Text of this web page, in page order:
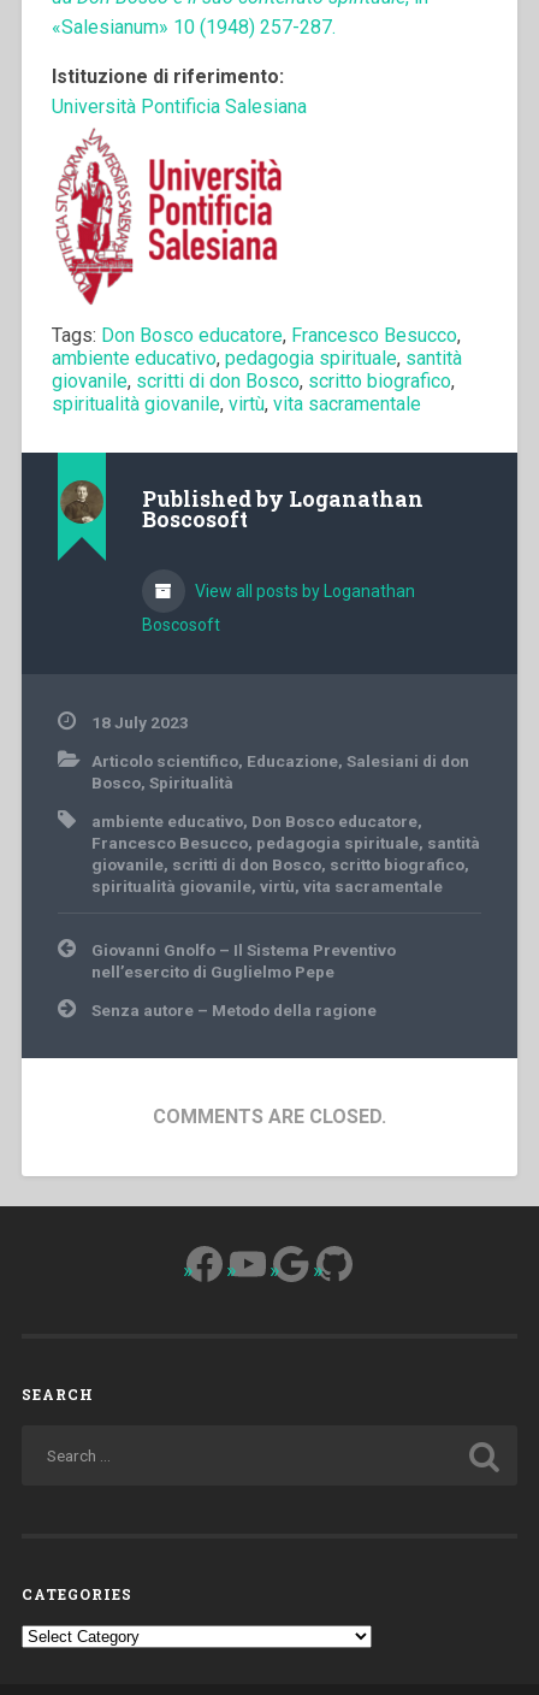
«Salesianum» 10 (1948) 257-287.
Istituzione di riferimento:
Università Pontificia Salesiana
Tags: Don Bosco educatore, Francesco Besucco,
ambiente educativo, pedagogia spirituale, santità
giovanile, scritti di don Bosco, scritto biografico,
spiritualità giovanile, virtù, vita sacramentale
Published by Loganathan
Boscosoft
View all posts by Loganathan
Boscosoft
18 July 2023
Articolo scientifico, Educazione, Salesiani di don
Bosco, Spiritualità
ambiente educativo, Don Bosco educatore,
Francesco Besucco, pedagogia spirituale, santità
giovanile, scritti di don Bosco, scritto biografico,
spiritualità giovanile, virtù, vita sacramentale
Post
navigation
Giovanni Gnolfo – Il Sistema Preventivo
nell’esercito di Guglielmo Pepe
Senza autore – Metodo della ragione
COMMENTS ARE CLOSED.
Facebook
YouTube
Google
GitHub
SEARCH
CATEGORIES
Categories